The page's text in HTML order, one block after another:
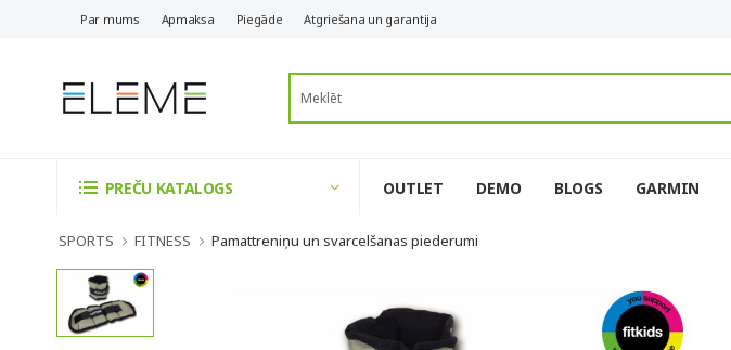
Par mums Apmaksa Piegāde Atgriešana un garantija
PREČU KATALOGS OUTLET DEMO BLOGS GARMIN
SPORTS FITNESS Pamattreniņu un svarcelšanas piederumi